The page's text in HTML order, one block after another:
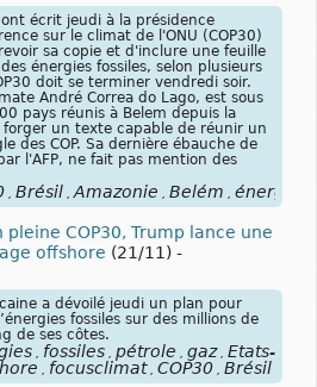
écrit jeudi à la présidence
sur le climat de l'ONU (COP30)
sa copie et d'inclure une feuille
énergies fossiles, selon plusieurs
doit se terminer vendredi soir.
André Correa do Lago, est sous
pays réunis à Belem depuis la
un texte capable de réunir un
des COP. Sa dernière ébauche de
l'AFP, ne fait pas mention des
Brésil Amazonie Belém énergies
COP30, Trump lance une
offshore (21/11) -
a dévoilé jeudi un plan pour
fossiles sur des millions de
de ses côtes.
fossiles pétrole gaz États-
focusclimat COP30 Brésil